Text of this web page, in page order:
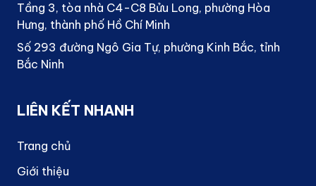
Tầng 3, tòa nhà C4-C8 Bửu Long, phường Hòa
Hưng, thành phố Hồ Chí Minh
Số 293 đường Ngô Gia Tự, phường Kinh Bắc, tỉnh
Bắc Ninh
LIÊN KẾT NHANH
Trang chủ
Giới thiệu